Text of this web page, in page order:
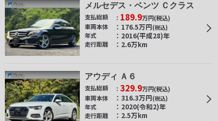
メルセデス・ベンツ Ｃクラス
支払総額 189.9万円(税込)
車両本体
176.5万円(税込)
年式 2016(平成28)年
走行距離 2.6万km
アウディ Ａ６
支払総額 329.9万円(税込)
車両本体
316.3万円(税込)
年式 2020(令和2)年
走行距離 2.5万km